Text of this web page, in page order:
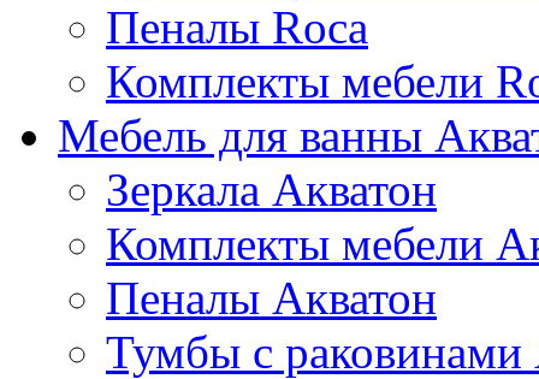
Пеналы Roca
Комплекты мебели
Мебель для ванны
Зеркала Акватон
Комплекты мебели
Пеналы Акватон
Тумбы с раковинами